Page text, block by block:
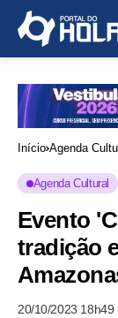
Início Agenda
Agenda Cultural
Evento
tradição
20/10/2023 18h49